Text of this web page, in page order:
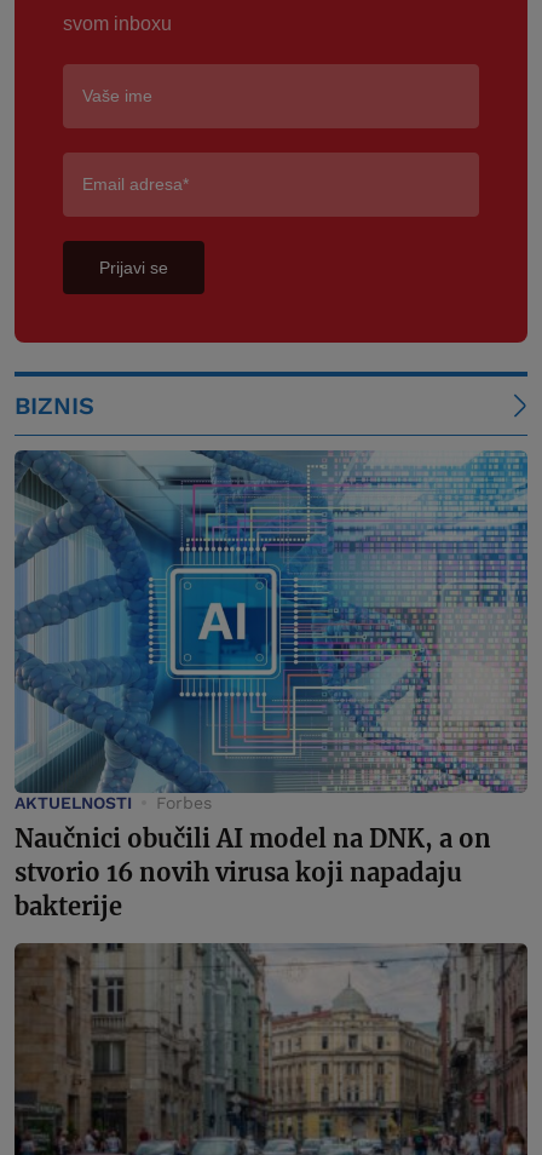
svom inboxu
Prijavi se
BIZNIS
AKTUELNOSTI Forbes
Naučnici obučili AI model na DNK, a on
stvorio 16 novih virusa koji napadaju
bakterije